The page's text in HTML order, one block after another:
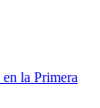
la Primera